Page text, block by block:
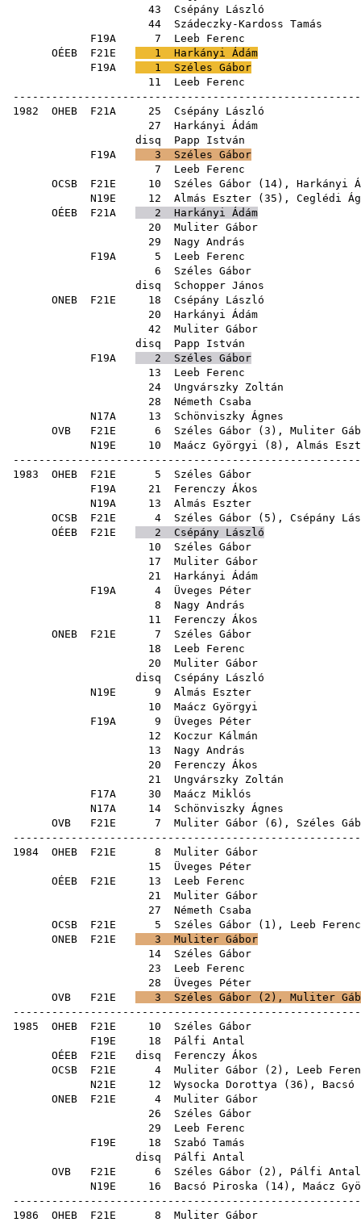
43
Csépány László
44
Szádeczky-Kardoss Tamás
F19A 7
Leeb Ferenc
OÉEB F21E 1
Harkányi Ádám
F19A
1
Széles Gábor
11
Leeb Ferenc
1982 OHEB F21A 25
Csépány László
27
Harkányi Ádám
disq
Papp István
F19A
3
Széles Gábor
7
Leeb Ferenc
OCSB F21E 10 Széles Gábor ( 14), Harkányi
N19E 12 Almás Eszter ( 35 ), Ceglédi
OÉEB F21A 2
Harkányi Ádám
20
Muliter Gábor
29
Nagy András
F19A 5
Leeb Ferenc
6
Széles Gábor
disq
Schopper János
ONEB F21E 18
Csépány László
20
Harkányi Ádám
42
Muliter Gábor
disq
Papp István
F19A
2
Széles Gábor
13
Leeb Ferenc
24
Ungvárszky Zoltán
28
Németh Csaba
N17A 13
Schönviszky Ágnes
OVB F21E 6 Széles Gábor ( 3 ), Muliter
N19E 10 Maácz Györgyi ( 8 ), Almás
1983 OHEB F21E 5
Széles Gábor
F19A 21
Ferenczy Ákos
N19A 13
Almás Eszter
OCSB F21E 4 Széles Gábor ( 5 ), Csépány
OÉEB F21E 2
Csépány László
10
Széles Gábor
17
Muliter Gábor
21
Harkányi Ádám
F19A 4
Üveges Péter
8
Nagy András
11
Ferenczy Ákos
ONEB F21E 7
Széles Gábor
18
Leeb Ferenc
20
Muliter Gábor
disq
Csépány László
N19E 9
Almás Eszter
10
Maácz Györgyi
F19A 9
Üveges Péter
12
Koczur Kálmán
13
Nagy András
20
Ferenczy Ákos
21
Ungvárszky Zoltán
F17A 30
Maácz Miklós
N17A 14
Schönviszky Ágnes
OVB F21E 7 Muliter Gábor ( 6 ), Széles
1984 OHEB F21E 8
Muliter Gábor
15
Üveges Péter
OÉEB F21E 13
Leeb Ferenc
21
Muliter Gábor
27
Németh Csaba
OCSB F21E 5 Széles Gábor ( 1 ), Leeb Ferenc
ONEB F21E 3
Muliter Gábor
14
Széles Gábor
23
Leeb Ferenc
28
Üveges Péter
OVB F21E 3 Széles Gábor ( 2 ), Muliter
1985 OHEB F21E 10
Széles Gábor
F19E 18
Pálfi Antal
OÉEB F21E disq
Ferenczy Ákos
OCSB F21E 4 Muliter Gábor ( 2 ), Leeb
N21E 12 Wysocka Dorottya ( 36 ),
ONEB F21E 4
Muliter Gábor
26
Széles Gábor
29
Leeb Ferenc
F19E 18
Szabó Tamás
disq
Pálfi Antal
OVB F21E 6 Széles Gábor ( 2 ), Pálfi Antal
N19E 16 Bacsó Piroska ( 14), Maácz
1986 OHEB F21E 8
Muliter Gábor